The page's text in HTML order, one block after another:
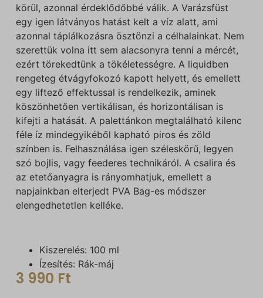
körül, azonnal érdeklődőbbé válik. A Varázsfüst
egy igen látványos hatást kelt a víz alatt, ami
azonnal táplálkozásra ösztönzi a célhalainkat. Nem
szerettük volna itt sem alacsonyra tenni a mércét,
ezért törekedtünk a tökéletességre. A liquidben
rengeteg étvágyfokozó kapott helyett, és emellett
egy liftező effektussal is rendelkezik, aminek
köszönhetően vertikálisan, és horizontálisan is
kifejti a hatását. A palettánkon megtalálható kilenc
féle íz mindegyikéből kapható piros és zöld
színben is. Felhasználása igen széleskörű, legyen
szó bojlis, vagy feederes technikáról. A csalira és
az etetőanyagra is rányomhatjuk, emellett a
napjainkban elterjedt PVA Bag-es módszer
elengedhetetlen kelléke.
Kiszerelés: 100 ml
Ízesítés: Rák-máj
3 990 Ft